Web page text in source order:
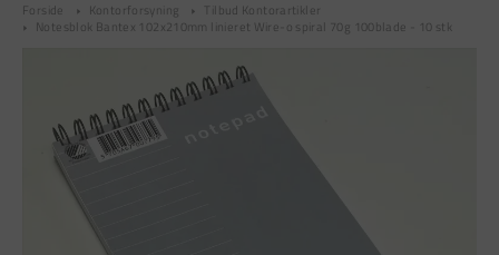
Forside Kontorforsyning
Tilbud Kontorartikler
Notesblok Bantex 102x210mm linieret Wire-o spiral 70g 100blade - 10 stk